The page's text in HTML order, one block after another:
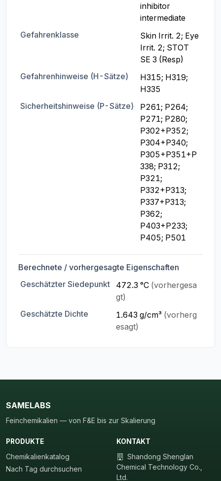
inhibitor
intermediate
Gefahrenklasse
Skin Irrit. 2; Eye
Irrit. 2; STOT
SE 3 (Resp)
Gefahrenhinweise (H-Sätze)
H315; H319;
H335
Sicherheitshinweise (P-Sätze)
P261; P264;
P271; P280;
P302+P352;
P304+P340;
P305+P351+P
338; P312;
P321;
P332+P313;
P337+P313;
P362;
P403+P233;
P405; P501
Berechnete / vorhergesagte Eigenschaften
Geschätzter Siedepunkt
472.3 °C (vorhergesa
gt)
Geschätzte Dichte
1.643 g/cm³ (vorherg
esagt)
SAMELABS
Feinchemikalien — von F&E bis zur Skalierung
PRODUKTE
Chemikalienkatalog
Nach Tag durchsuchen
KONTAKT
Shandong Shenglan
Chemical Technology Co.,
Ltd.